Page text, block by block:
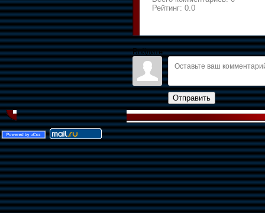
Рейтинг: 0.0
Войдите:
Отправить